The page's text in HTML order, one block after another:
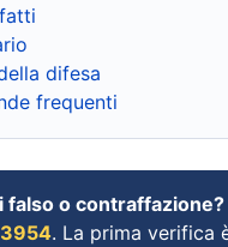
difesa
frequenti
falso o contraffazione?
. La prima verifica